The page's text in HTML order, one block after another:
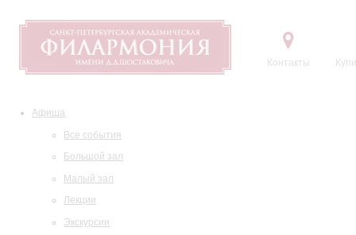
Контакты
Афиша
Все события
Большой зал
Малый зал
Лекции
Экскурсии